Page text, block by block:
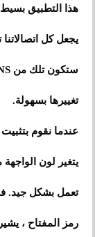
تغييرها بسهولة.
عندما نقوم
يتغير لون
تعمل بشكل جيد.
رمز المفتاح ،